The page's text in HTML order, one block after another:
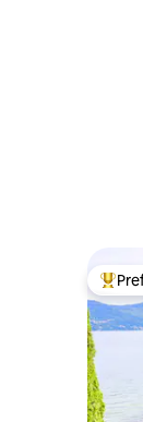
Entre